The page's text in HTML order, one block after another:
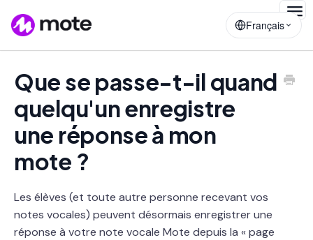
Français
Que se passe-t-il quand
quelqu'un enregistre
une réponse à mon
mote ?
Les élèves (et toute autre personne recevant vos
notes vocales) peuvent désormais enregistrer une
réponse à votre note vocale Mote depuis la « page